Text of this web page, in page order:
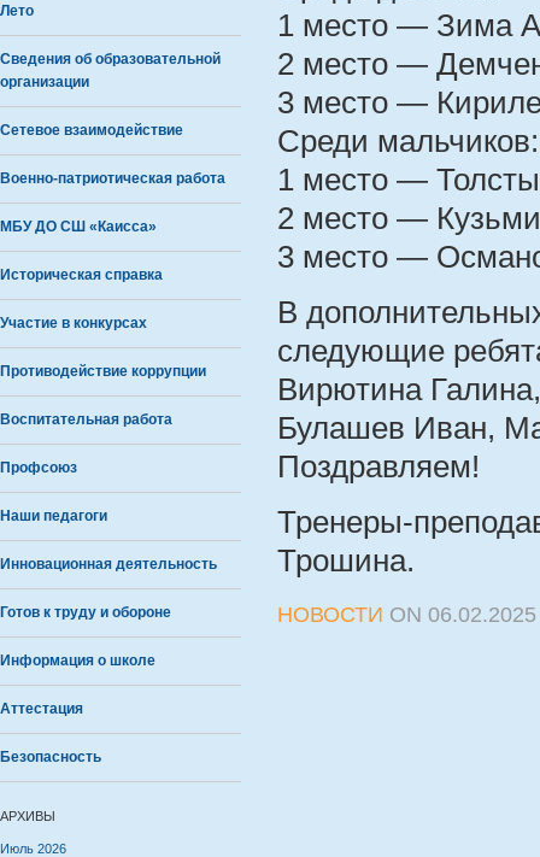
Лето
Сведения об образовательной
организации
Сетевое взаимодействие
Военно-патриотическая работа
МБУ ДО СШ «Каисса»
Историческая справка
Участие в конкурсах
Противодействие коррупции
Воспитательная работа
Профсоюз
Наши педагоги
Инновационная деятельность
Готов к труду и обороне
Информация о школе
Аттестация
Безопасность
АРХИВЫ
Июль 2026
1 место — Зима
2 место —
3 место —
Среди мальчиков:
1 место —
2 место —
3 место —
В
следующие
Вирютина
Булашев Иван,
Поздравляем!
Тренеры-
Трошина.
НОВОСТИ ON 06.02.2025